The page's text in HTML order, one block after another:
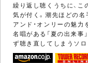
繰り返し聴くうちに、
気が付く。潮先ほどの名
アンド・オンリーの魅力
名唱がある「夏の出来事
ず聴き直してしまうソ